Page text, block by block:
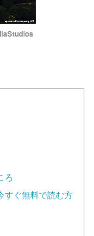
ろ
すぐ無料で読む方